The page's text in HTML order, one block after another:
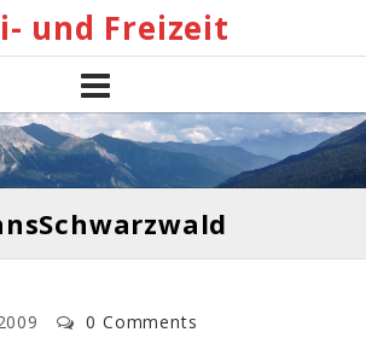
und Freizeit
0 Comments